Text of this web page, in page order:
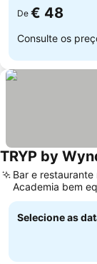
De € 48
Consulte os
TRYP by
Bar e restaurante
Academia bem
Selecione as